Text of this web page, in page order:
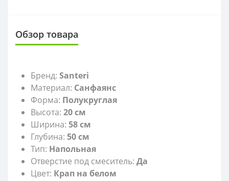
Обзор товара
Бренд: Santeri
Материал: Санфаянс
Форма: Полукруглая
Высота: 20см
Ширина: 58 см
Глубина: 50см
Тип: Напольная
Отверстие под смеситель: Да
Цвет: Крап на белом